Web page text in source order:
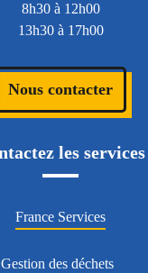
8h30 à 12h00
13h30 à 17h00
Nous contacter
les services
France Services
Gestion des déchets